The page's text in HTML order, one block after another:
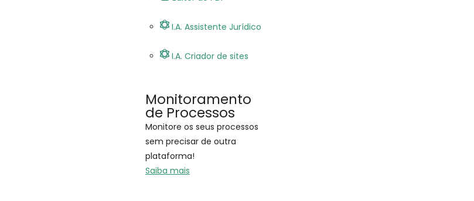
I.A. Assistente Jurídico
I.A. Criador de sites
Monitoramento
de Processos
Monitore os seus processos
sem precisar de outra
plataforma!
Saiba mais